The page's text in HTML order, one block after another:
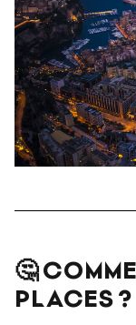
🤔
PLACES ?